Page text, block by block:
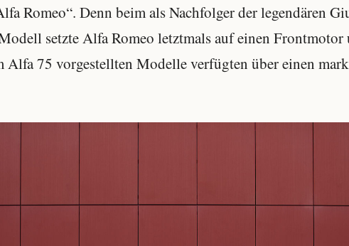
Romeo“. Denn beim als Nachfolger der legendären
setzte Alfa Romeo letztmals auf einen Frontmotor
Alfa 75 vorgestellten Modelle verfügten über einen